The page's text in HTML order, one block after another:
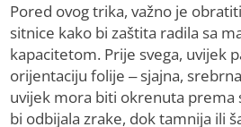
Pored ovog trika, važno je
sitnice kako bi zaštita radila sa
kapacitetom. Prije svega, uvijek
orijentaciju folije – sjajna,
uvijek mora biti okrenuta prema
bi odbijala zrake, dok tamnija ili